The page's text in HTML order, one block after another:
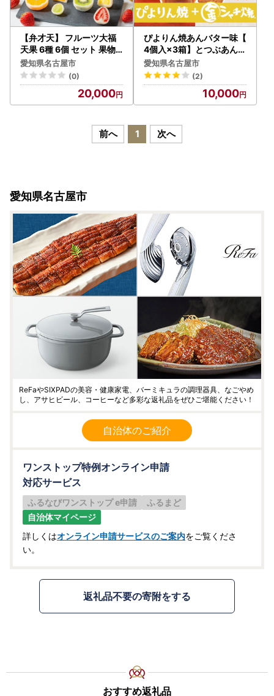
【弁才天】 フルーツ大福
天果 6種 6個 セット 果物
フレッシュ フルーツ 大福
だいふく 詰め合わせ 糸付
き 白あん 餡 お取り寄せ ご
褒美 スイーツ お菓子 グル
メ ギフト プレゼント 冷凍
愛知県名古屋市
(0)
20,000
ぴよりん焼あんバター味【
4個入×3箱】とつぶあん金
シャチ焼【5個入×1袋】の
食べくらべセット（金シャ
チ焼本舗さくら）
愛知県名古屋市
(2)
10,000
前へ 1 次へ
愛知県名古屋市
ReFaやSIXPADの美容・健康家電、バーミキュラの調理器具、なごやめ
し、アサヒビール、コーヒーなど多彩な返礼品をぜひご堪能ください！
自治体のご紹介
ワンストップ特例オンライン申請
対応サービス
ふるなびワンストップ e申請
ふるまど
自治体マイページ
詳しくはオンライン申請サービスのご案内をご覧くださ
い。
返礼品不要の寄附をする
おすすめ返礼品